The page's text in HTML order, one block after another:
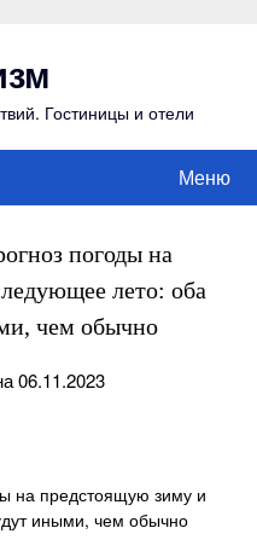
Гостиницы и отели
Меню
погоды на
лето: оба
чем обычно
06.11.2023
на предстоящую зиму и
иными, чем обычно